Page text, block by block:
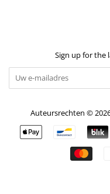
Sign up for the
Auteursrechten ©